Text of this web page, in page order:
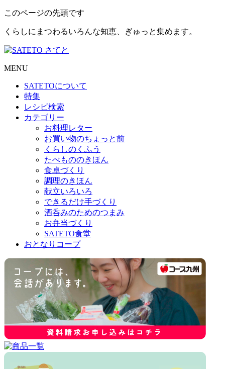
このページの先頭です
くらしにまつわるいろんな知恵、ぎゅっと集めます。
MENU
SATETOについて
特集
レシピ検索
カテゴリー
お料理レター
お買い物のちょっと前
くらしのくふう
たべもののきほん
食卓づくり
調理のきほん
献立いろいろ
できるだけ手づくり
酒呑みのためのつまみ
お弁当づくり
SATETO食堂
おとなりコープ